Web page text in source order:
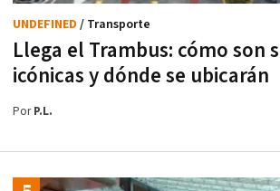
Llega el Trambus: cómo son
icónicas y dónde se ubicarán
UNDEFINED / Transporte
PorP.L.